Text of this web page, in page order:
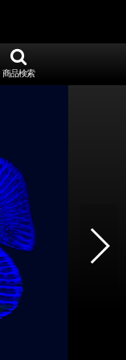
商品検索